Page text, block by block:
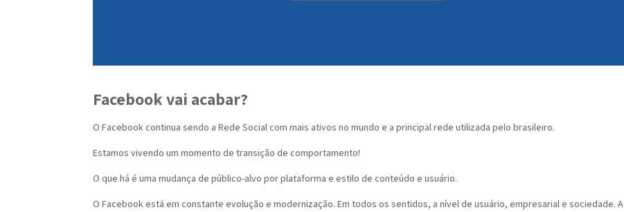
Facebook vai acabar?
O Facebook continua sendo a Rede Social com mais ativos no mundo e a principal rede utilizada pelo brasileiro.
Estamos vivendo um momento de transição de comportamento!
O que há é uma mudança de público-alvo por plataforma e estilo de conteúdo e usuário.
O Facebook está em constante evolução e modernização. Em todos os sentidos, a nível de usuário, empresarial e sociedade. A